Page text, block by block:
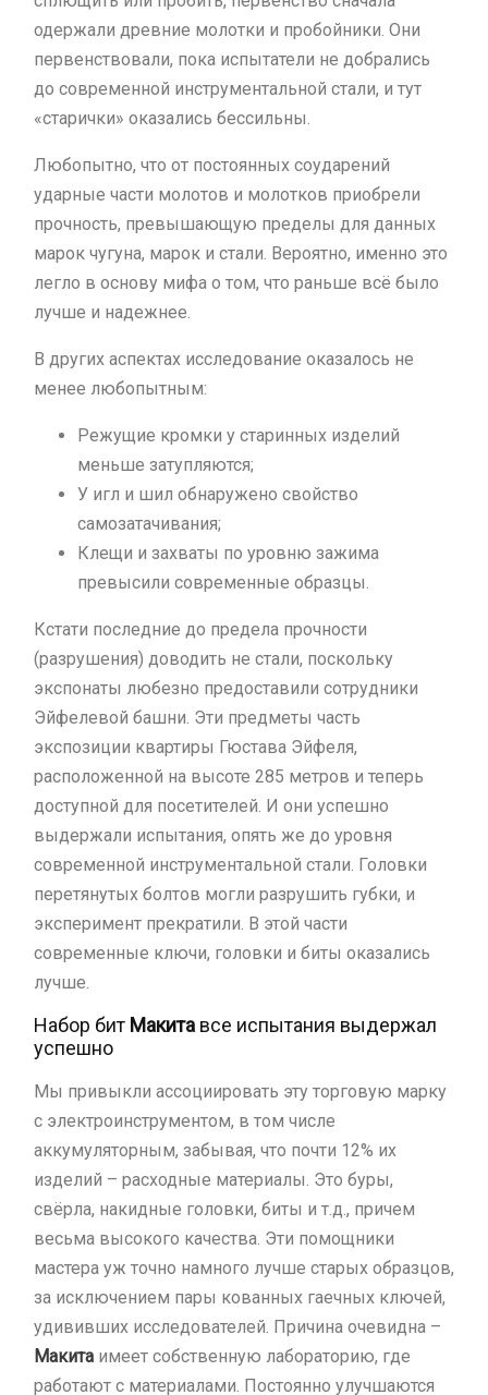
одержали древние молотки и пробойники. Они
первенствовали, пока испытатели не добрались
до современной инструментальной стали, и тут
«старички» оказались бессильны.
Любопытно, что от постоянных соударений
ударные части молотов и молотков приобрели
прочность, превышающую пределы для данных
марок чугуна, марок и стали. Вероятно, именно это
легло в основу мифа о том, что раньше всё было
лучше и надежнее.
В других аспектах исследование оказалось не
менее любопытным:
Режущие кромки у старинных изделий
меньше затупляются;
У игл и шил обнаружено свойство
самозатачивания;
Клещи и захваты по уровню зажима
превысили современные образцы.
Кстати последние до предела прочности
(разрушения) доводить не стали, поскольку
экспонаты любезно предоставили сотрудники
Эйфелевой башни. Эти предметы часть
экспозиции квартиры Гюстава Эйфеля,
расположенной на высоте 285 метров и теперь
доступной для посетителей. И они успешно
выдержали испытания, опять же до уровня
современной инструментальной стали. Головки
перетянутых болтов могли разрушить губки, и
эксперимент прекратили. В этой части
современные ключи, головки и биты оказались
лучше.
Набор бит Макита все испытания выдержал
успешно
Мы привыкли ассоциировать эту торговую марку
с электроинструментом, в том числе
аккумуляторным, забывая, что почти 12% их
изделий – расходные материалы. Это буры,
свёрла, накидные головки, биты и т.д., причем
весьма высокого качества. Эти помощники
мастера уж точно намного лучше старых образцов,
за исключением пары кованных гаечных ключей,
удививших исследователей. Причина очевидна –
Макита имеет собственную лабораторию, где
работают с материалами. Постоянно улучшаются